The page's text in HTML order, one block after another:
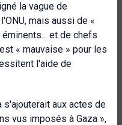
la vague de
mais aussi de «
et de chefs
« mauvaise » pour les
l'aide de
aux actes de
vus imposés à Gaza »,